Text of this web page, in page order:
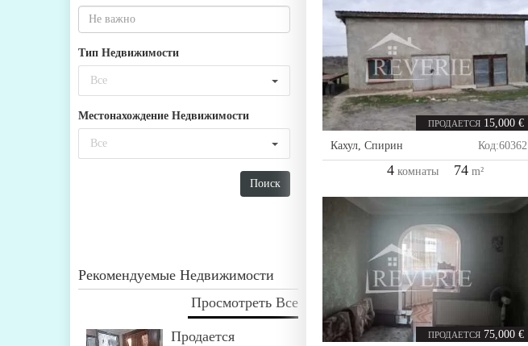
Тип Недвижимости
Все
Местонахождение Недвижимости
Все
Рекомендуемые Недвижимости
Просмотреть Все
Продается
ПРОДАЕТСЯ 15,000 €
Кахул, Спирин Код:60362
4комнаты 74m²
ПРОДАЕТСЯ 75,000 €